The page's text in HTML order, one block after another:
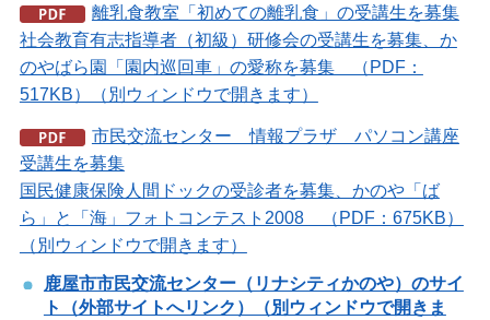
離乳食教室「初めての離乳食」の受講生を募集
社会教育有志指導者（初級）研修会の受講生を募集、か
のやばら園「園内巡回車」の愛称を募集 （PDF：
517KB）（別ウィンドウで開きます）
市民交流センター 情報プラザ パソコン講座
受講生を募集
国民健康保険人間ドックの受診者を募集、かのや「ば
ら」と「海」フォトコンテスト2008 （PDF：675KB）
（別ウィンドウで開きます）
鹿屋市市民交流センター（リナシティかのや）のサイ
ト（外部サイトへリンク）（別ウィンドウで開きま